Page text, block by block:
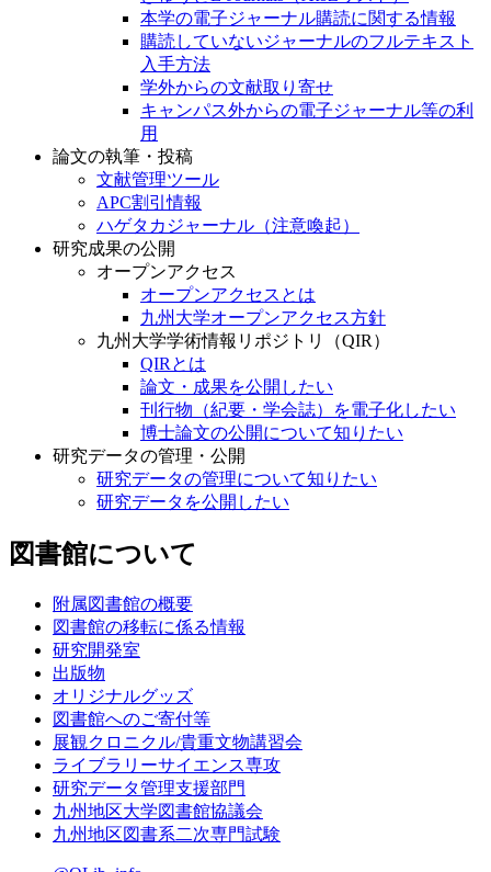
論文の入手
きゅうとE-Journals（AtoZリスト）
本学の電子ジャーナル購読に関する情報
購読していないジャーナルのフルテキスト
入手方法
学外からの文献取り寄せ
キャンパス外からの電子ジャーナル等の利
用
論文の執筆・投稿
文献管理ツール
APC割引情報
ハゲタカジャーナル（注意喚起）
研究成果の公開
オープンアクセス
オープンアクセスとは
九州大学オープンアクセス方針
九州大学学術情報リポジトリ（QIR）
QIRとは
論文・成果を公開したい
刊行物（紀要・学会誌）を電子化したい
博士論文の公開について知りたい
研究データの管理・公開
研究データを公開したい
図書館について
附属図書館の概要
図書館の移転に係る情報
研究開発室
出版物
オリジナルグッズ
図書館へのご寄付等
展観クロニクル/貴重文物講習会
ライブラリーサイエンス専攻
研究データ管理支援部門